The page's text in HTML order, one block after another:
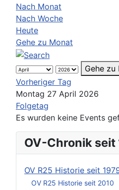
OV-Chronik seit
OV R25 Historie seit
OV R25 Historie seit 2010
Nach Monat
Nach Woche
Heute
Gehe zu Monat
Gehe zu
Vorheriger Tag
Montag 27 April 2026
Folgetag
Es wurden keine Events